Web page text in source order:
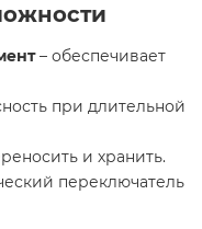
– обеспечивает
при длительной
и хранить.
переключатель